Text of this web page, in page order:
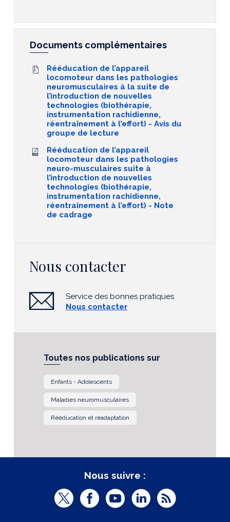
Documents complémentaires
Rééducation de l’appareil
locomoteur dans les pathologies
neuromusculaires à la suite de
l’introduction de nouvelles
technologies (biothérapie,
instrumentation rachidienne,
réentraînement à l’effort) - Avis du
groupe de lecture
Rééducation de l’appareil
locomoteur dans les pathologies
neuro-musculaires suite à
l’introduction de nouvelles
technologies (biothérapie,
instrumentation rachidienne,
réentraînement à l’effort) - Note
de cadrage
Nous contacter
Service des bonnes pratiques
Nous contacter
Toutes nos publications sur
Enfants - Adolescents
Maladies neuromusculaires
Rééducation et réadaptation
Nous suivre :
T
F
Y
L
R